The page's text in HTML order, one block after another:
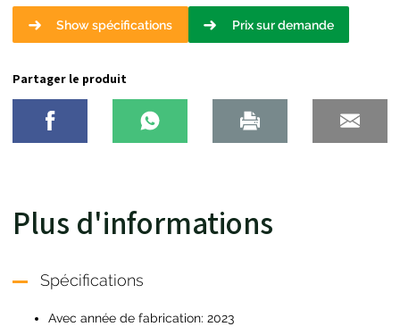
Show spécifications Prix sur demande
Partager le produit
Plus d'informations
Spécifications
Avec année de fabrication: 2023